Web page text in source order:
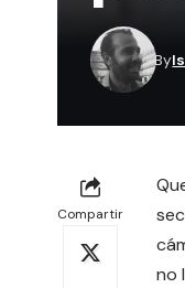
By
Compartir
no